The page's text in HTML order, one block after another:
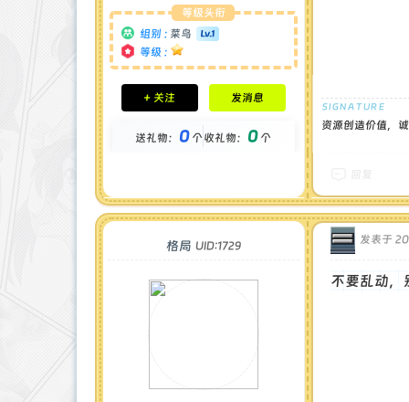
等级头衔
组别 : 菜鸟
等级 :
积分成就
钻石 : 0 颗
金币 : 0 枚
+ 关注 发消息
送礼物： 0个收礼物： 0个
资源创造价值，
格局 UID:1729 发表于
不要乱动，